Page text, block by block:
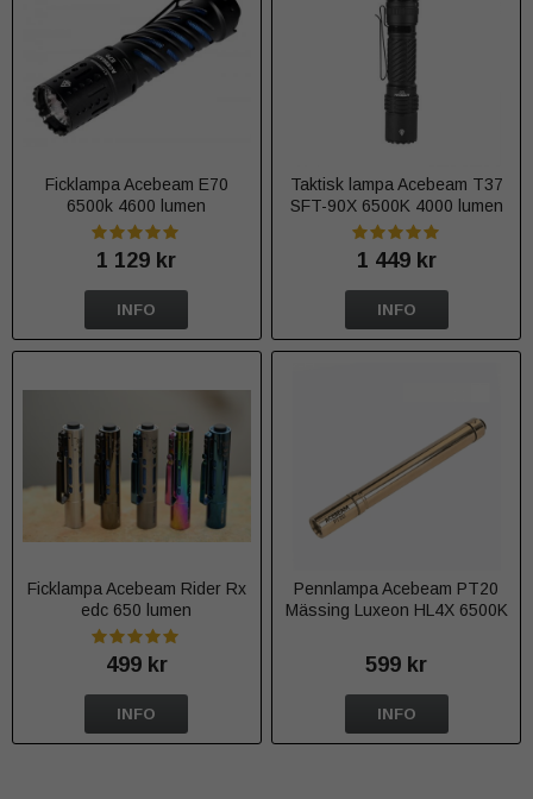
Ficklampa Acebeam E70
6500k 4600 lumen
1 129 kr
INFO
Taktisk lampa Acebeam T37
SFT-90X 6500K 4000 lumen
1 449 kr
INFO
Ficklampa Acebeam Rider Rx
edc 650 lumen
499 kr
INFO
Pennlampa Acebeam PT20
Mässing Luxeon HL4X 6500K
599 kr
INFO